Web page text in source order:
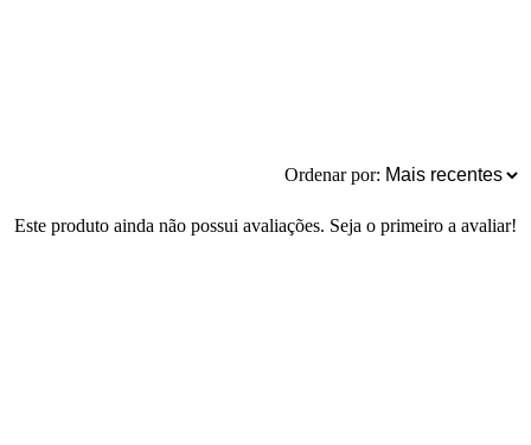
Ordenar por:
Este produto ainda não possui avaliações. Seja o primeiro a avaliar!